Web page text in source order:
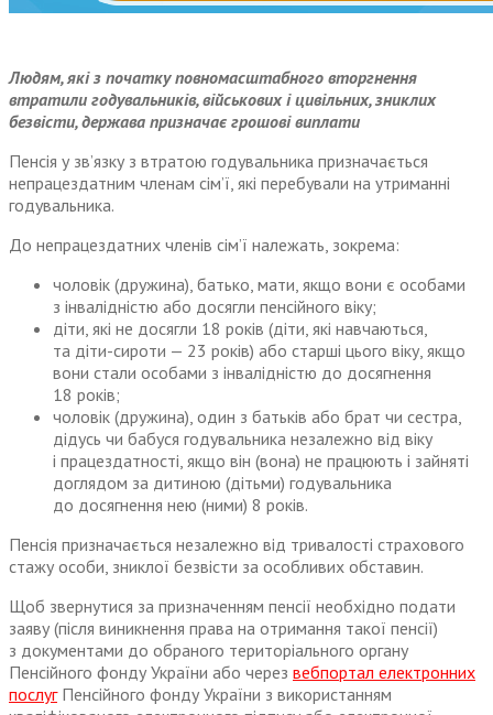
Людям, які з початку повномасштабного вторгнення
втратили годувальників, військових і цивільних, зниклих
безвісти, держава призначає грошові виплати
Пенсія у зв’язку з втратою годувальника призначається
непрацездатним членам сім’ї, які перебували на утриманні
годувальника.
До непрацездатних членів сім’ї належать, зокрема:
чоловік (дружина), батько, мати, якщо вони є особами
з інвалідністю або досягли пенсійного віку;
діти, які не досягли 18 років (діти, які навчаються,
та діти-сироти — 23 років) або старші цього віку, якщо
вони стали особами з інвалідністю до досягнення
18 років;
чоловік (дружина), один з батьків або брат чи сестра,
дідусь чи бабуся годувальника незалежно від віку
і працездатності, якщо він (вона) не працюють і зайняті
доглядом за дитиною (дітьми) годувальника
до досягнення нею (ними) 8 років.
Пенсія призначається незалежно від тривалості страхового
стажу особи, зниклої безвісти за особливих обставин.
Щоб звернутися за призначенням пенсії необхідно подати
заяву (після виникнення права на отримання такої пенсії)
з документами до обраного територіального органу
Пенсійного фонду України або через вебпортал електронних
послугПенсійного фонду України з використанням